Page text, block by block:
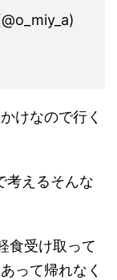
けなので行く
考えるそんな
食受け取って
って帰れなく